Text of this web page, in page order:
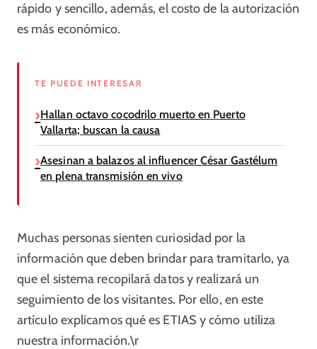
rápido y sencillo, además, el costo de la autorización
es más económico.
TE PUEDE INTERESAR
Hallan octavo cocodrilo muerto en Puerto
Vallarta; buscan la causa
Asesinan a balazos al influencer César Gastélum
en plena transmisión en vivo
Muchas personas sienten curiosidad por la
información que deben brindar para tramitarlo, ya
que el sistema recopilará datos y realizará un
seguimiento de los visitantes. Por ello, en este
artículo explicamos qué es ETIAS y cómo utiliza
nuestra información.\r